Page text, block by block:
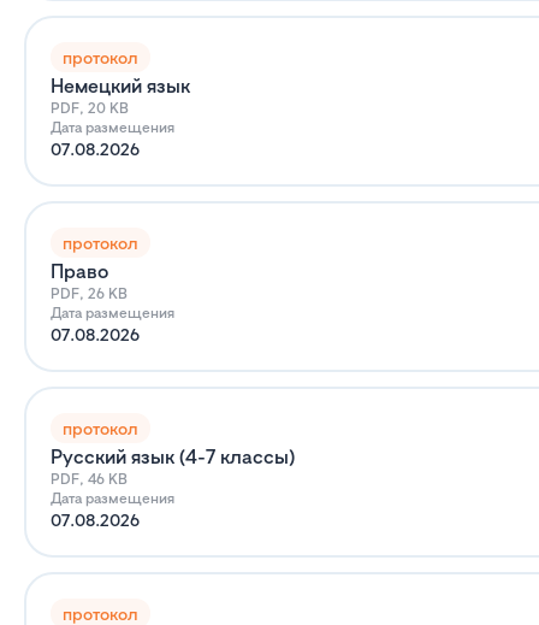
протокол
Немецкий язык
PDF, 20 KB
Дата размещения
07.08.2026
протокол
Право
PDF, 26 KB
Дата размещения
07.08.2026
протокол
Русский язык (4-7 классы)
PDF, 46 KB
Дата размещения
07.08.2026
протокол